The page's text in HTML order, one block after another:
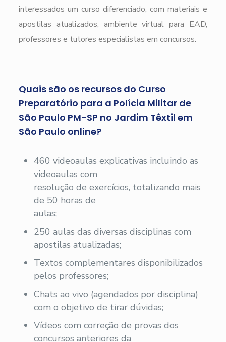
interessados um curso diferenciado, com materiais e
apostilas atualizados, ambiente virtual para EAD,
professores e tutores especialistas em concursos.
Quais são os recursos do Curso
Preparatório para a Polícia Militar de
São Paulo PM-SP no Jardim Têxtil em
São Paulo online?
460 videoaulas explicativas incluindo as
videoaulas com
resolução de exercícios, totalizando mais
de 50 horas de
aulas;
250 aulas das diversas disciplinas com
apostilas atualizadas;
Textos complementares disponibilizados
pelos professores;
Chats ao vivo (agendados por disciplina)
com o objetivo de tirar dúvidas;
Vídeos com correção de provas dos
concursos anteriores da